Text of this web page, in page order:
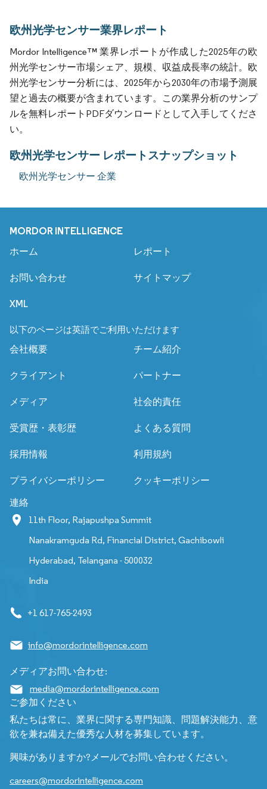
欧州光学センサー業界レポート
Mordor Intelligence™ 業界レポートが作成した2025年の欧
州光学センサー市場シェア、規模、収益成長率の統計。欧
州光学センサー分析には、2025年から2030年の市場予測展
望と過去の概要が含まれています。この業界分析のサンプ
ルを無料レポートPDFダウンロードとして入手してくださ
い。
欧州光学センサー レポートスナップショット
欧州光学センサー 企業
MORDOR INTELLIGENCE
ホーム レポート
お問い合わせ サイトマップ
XML
以下のページは英語でご利用いただけます
会社概要
チーム紹介
クライアント パートナー
メディア 社会的責任
受賞歴・表彰歴 よくある質問
採用情報 利用規約
プライバシーポリシー クッキーポリシー
連絡
11th Floor, Rajapushpa Summit
Nanakramguda Rd, Financial District, Gachibowli
Hyderabad, Telangana - 500032
India
+1 617-765-2493
info@mordorintelligence.com
メディアお問い合わせ:
media@mordorintelligence.com
ご参加ください
私たちは常に、業界に関する専門知識、問題解決能力、意
欲を兼ね備えた優秀な人材を募集しています。
興味がありますか?メールでお問い合わせください。
careers@mordorintelligence.com